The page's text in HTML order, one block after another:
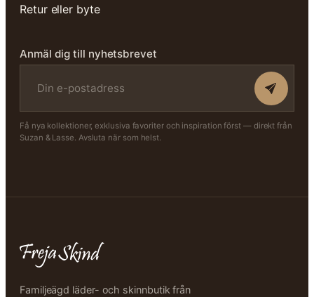
Retur eller byte
Anmäl dig till nyhetsbrevet
Få nya kollektioner, exklusiva favoriter och inspiration först — direkt från
Suzan & Lasse. Avsluta när som helst.
Familjeägd läder- och skinnbutik från